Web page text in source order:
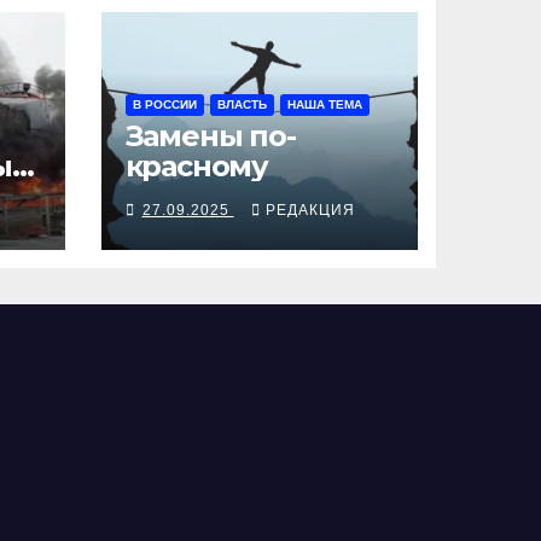
В РОССИИ ВЛАСТЬ НАША ТЕМА
Замены по-
красному
27.09.2025 РЕДАКЦИЯ